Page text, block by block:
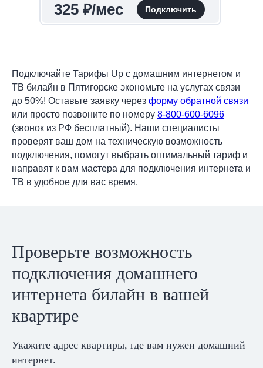
Подключить
325 ₽/мес
Подключайте Тарифы Up с домашним интернетом и
ТВ билайн в Пятигорске экономьте на услугах связи
до 50%! Оставьте заявку через форму обратной связи
или просто позвоните по номеру 8-800-600-6096
(звонок из РФ бесплатный). Наши специалисты
проверят ваш дом на техническую возможность
подключения, помогут выбрать оптимальный тариф и
направят к вам мастера для подключения интернета и
ТВ в удобное для вас время.
Проверьте возможность
подключения домашнего
интернета билайн в вашей
квартире
Укажите адрес квартиры, где вам нужен домашний
интернет.